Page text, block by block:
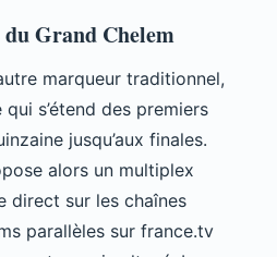
Grand Chelem
marqueur traditionnel,
s’étend des premiers
jusqu’aux finales.
alors un multiplex
direct sur les chaînes
parallèles sur france.tv